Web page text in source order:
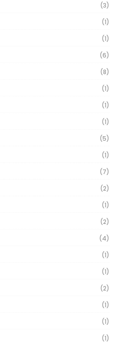
(3)
(1)
(1)
(6)
(8)
(1)
(1)
(1)
(5)
(1)
(7)
(2)
(1)
(2)
(4)
(1)
(1)
(2)
(1)
(1)
(1)